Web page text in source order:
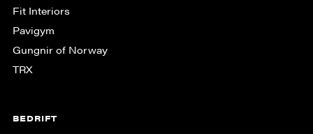
Fit Interiors
Pavigym
Gungnir of Norway
TRX
BEDRIFT